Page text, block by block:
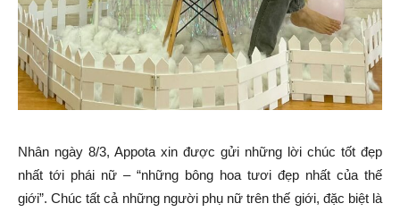
Nhân ngày 8/3, Appota xin được gửi những lời chúc tốt đẹp
nhất tới phái nữ – “những bông hoa tươi đẹp nhất của thế
giới”. Chúc tất cả những người phụ nữ trên thế giới, đặc biệt là